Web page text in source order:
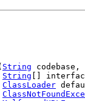
String codebase,
String []
ClassLoader